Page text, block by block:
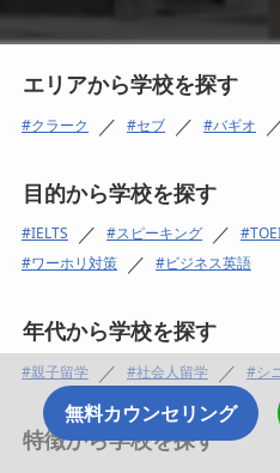
エリアから学校を探す
クラーク ／ セブ ／ バギオ
目的から学校を探す
IELTS ／ スピーキング ／
ワーホリ対策 ／ ビジネス英語
年代から学校を探す
親子留学 ／ 社会人留学 ／ シ
特徴から学校を探す
無料カウンセリング